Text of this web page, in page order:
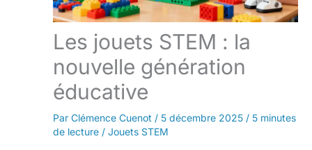
Les jouets STEM : la
nouvelle génération
éducative
Par Clémence Cuenot / 5 décembre 2025 / 5 minutes
de lecture / Jouets STEM